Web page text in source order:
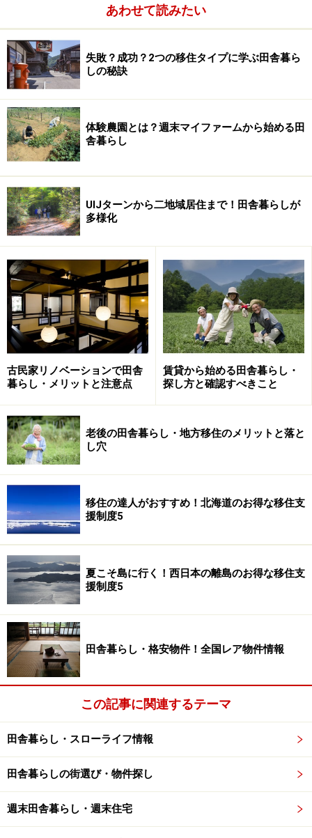
地元の人々との付合いは、暮らし始める前の挨拶回りか
ら始まります。住宅の建築工事前に隣近所への騒音等の
迷惑の挨拶をしておくことが肝心です。工務店にまかせ
っきりではなく、できるだけ一緒に廻ること。
移住世帯が複数まとまった場合、公民館等で顔見せの交
流会が開かれることがあります。ガイドの私もココで田
舎デビューを果たしました。一気に隣近所の情報が集め
られ、酒を酌み交わすことで本音もチラホラ。自己紹介
の挨拶が、ファーストインプレッションを決めます。
田舎では共同作業は当り前です。定期的にある草刈り、
地区の記念碑やお宮など掃除、子供会のイベントや地域
祭の打合せなど。こうした行事の後は、ほとんど懇親会
（飲み会）になり地元の人と直接会話できる良いチャン
ス。こうした場でイザという時頼りになる、地元の人や
お隣さんと親密になっておくことが大切です。
特技を地域のために活かす
都会で培ったきた自分の特技や趣味をアピールすること
うとしても教える人が少ない。パソコン、茶・花道、焼
き立てパンづくり、ピアノ演奏など、一定レベルの実力
いましょう。一人から始める田舎貢献ですね。
さまざまな当番が回ってくるのも田舎暮らしの宿命で
す。回覧板を回す、区費や寄付などを集める、広報紙を
あわせて読みたい
失敗？成功？2つの移住タイプに学ぶ田舎暮ら
しの秘訣
体験農園とは？週末マイファームから始める田
舎暮らし
UIJターンから二地域居住まで！田舎暮らしが
多様化
古民家リノベーションで田舎
暮らし・メリットと注意点
賃貸から始める田舎暮らし・
探し方と確認すべきこと
老後の田舎暮らし・地方移住のメリットと落と
し穴
移住の達人がおすすめ！北海道のお得な移住支
援制度5
夏こそ島に行く！西日本の離島のお得な移住支
援制度5
田舎暮らし・格安物件！全国レア物件情報
この記事に関連するテーマ
田舎暮らし・スローライフ情報
田舎暮らしの街選び・物件探し
週末田舎暮らし・週末住宅